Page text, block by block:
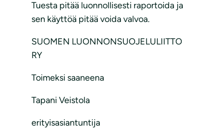
Tuesta pitää luonnollisesti raportoida ja
sen käyttöä pitää voida valvoa.
SUOMEN LUONNONSUOJELULIITTO
RY
Toimeksi saaneena
Tapani Veistola
erityisasiantuntija